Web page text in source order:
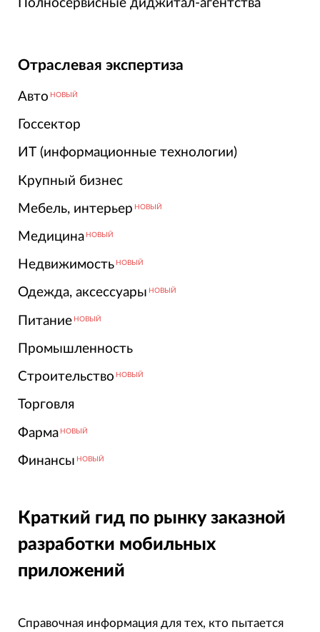
Полносервисные диджитал-агентства
Отраслевая экспертиза
Авто НОВЫЙ
Госсектор
ИТ (информационные технологии)
Крупный бизнес
Мебель, интерьер НОВЫЙ
Медицина НОВЫЙ
Недвижимость НОВЫЙ
Одежда, аксессуары НОВЫЙ
Питание НОВЫЙ
Промышленность
Строительство НОВЫЙ
Торговля
Фарма НОВЫЙ
Финансы НОВЫЙ
Краткий гид по рынку заказной
разработки мобильных
приложений
Справочная информация для тех, кто пытается